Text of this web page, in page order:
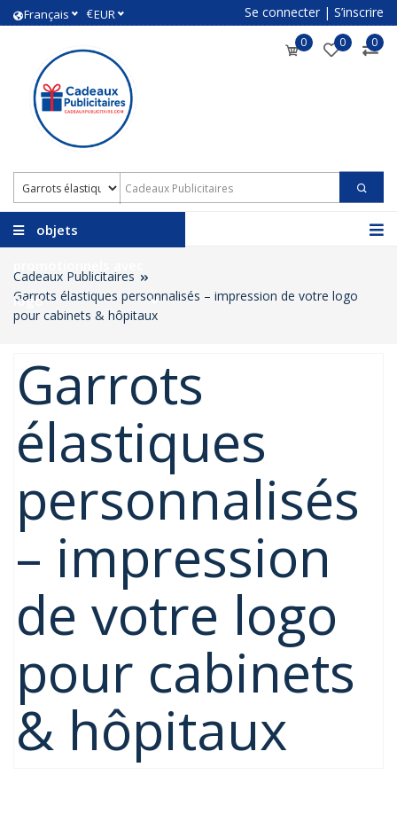
Français €EUR Se connecter | S’inscrire
0 0 0
objets
logo
Cadeaux Publicitaires
Garrots élastiques personnalisés – impression de votre logo
pour cabinets & hôpitaux
Garrots
élastiques
personnalisés
– impression
de votre logo
pour cabinets
& hôpitaux